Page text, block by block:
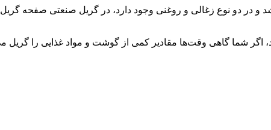
و در دو نوع زغالی و روغنی وجود دارد، در گریل صنعتی
اگر شما گاهی وقت‌ها مقادیر کمی از گوشت و مواد غذایی را گریل